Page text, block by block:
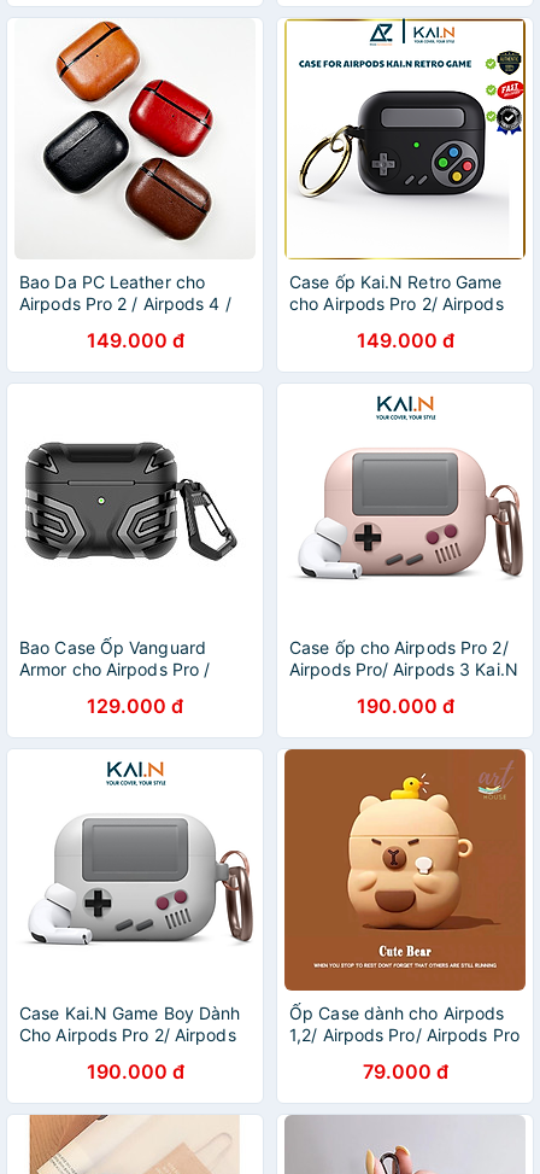
Bao Da PC Leather cho
Airpods Pro 2 / Airpods 4 /
149.000 đ
Case ốp Kai.N Retro Game
cho Airpods Pro 2/ Airpods
149.000 đ
Bao Case Ốp Vanguard
Armor cho Airpods Pro /
Hàng Chính Hãng
129.000 đ
Case ốp cho Airpods Pro 2/
Airpods Pro/ Airpods 3 Kai.N
190.000 đ
Case Kai.N Game Boy Dành
Cho Airpods Pro 2/ Airpods
190.000 đ
Ốp Case dành cho Airpods
1,2/ Airpods Pro/ Airpods Pro
đội Vịt_ Hàng chính hãng
79.000 đ